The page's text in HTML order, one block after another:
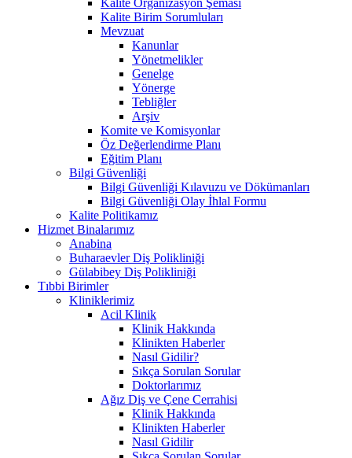
Kalite Birim Sorumluları
Mevzuat
Kanunlar
Yönetmelikler
Genelge
Yönerge
Tebliğler
Arşiv
Komite ve Komisyonlar
Öz Değerlendirme Planı
Eğitim Planı
Bilgi Güvenliği
Bilgi Güvenliği Kılavuzu ve Dökümanları
Bilgi Güvenliği Olay İhlal Formu
Kalite Politikamız
Hizmet Binalarımız
Anabina
Buharaevler Diş Polikliniği
Gülabibey Diş Polikliniği
Tıbbi Birimler
Kliniklerimiz
Acil Klinik
Klinik Hakkında
Klinikten Haberler
Nasıl Gidilir?
Sıkça Sorulan Sorular
Doktorlarımız
Ağız Diş ve Çene Cerrahisi
Klinik Hakkında
Klinikten Haberler
Nasıl Gidilir